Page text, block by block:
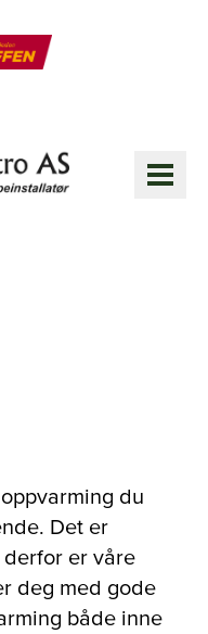
du
Det er
er våre
deg med gode
både inne